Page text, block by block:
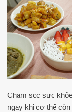
Chăm sóc sức
ngay khi cơ thể còn